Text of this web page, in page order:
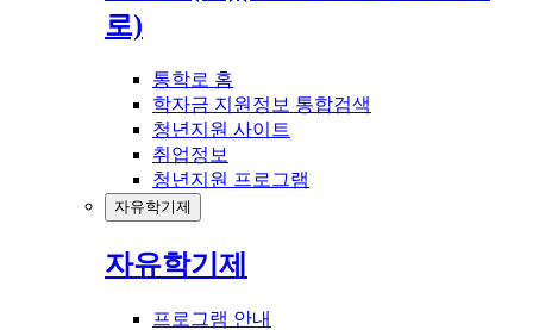
로)
통학로 홈
학자금 지원정보 통합검색
청년지원 사이트
취업정보
청년지원 프로그램
자유학기제
자유학기제
프로그램 안내